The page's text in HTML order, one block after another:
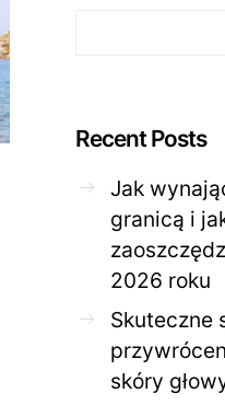
ZDROWE
Jak skutecznie
problematyczną
domowym
28 KWIETNIA 2026
Recent Posts
Jak
granicą i
2026 roku
Skuteczne
skóry